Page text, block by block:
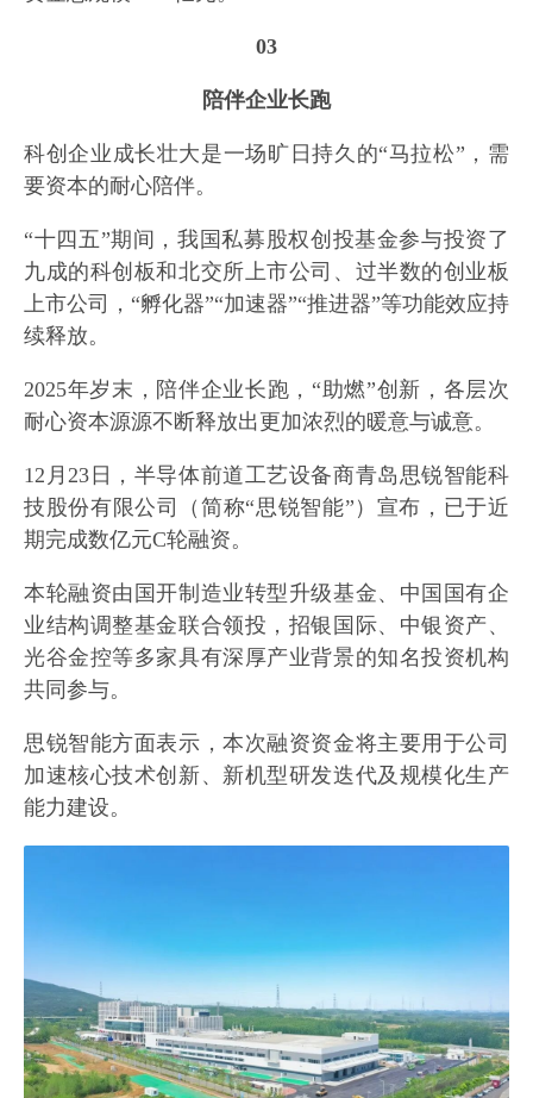
03
陪伴企业长跑
科创企业成长壮大是一场旷日持久的“马拉松”，需
要资本的耐心陪伴。
“十四五”期间，我国私募股权创投基金参与投资了
九成的科创板和北交所上市公司、过半数的创业板
上市公司，“孵化器”“加速器”“推进器”等功能效应持
续释放。
2025年岁末，陪伴企业长跑，“助燃”创新，各层次
耐心资本源源不断释放出更加浓烈的暖意与诚意。
12月23日，半导体前道工艺设备商青岛思锐智能科
技股份有限公司（简称“思锐智能”）宣布，已于近
期完成数亿元C轮融资。
本轮融资由国开制造业转型升级基金、中国国有企
业结构调整基金联合领投，招银国际、中银资产、
光谷金控等多家具有深厚产业背景的知名投资机构
共同参与。
思锐智能方面表示，本次融资资金将主要用于公司
加速核心技术创新、新机型研发迭代及规模化生产
能力建设。